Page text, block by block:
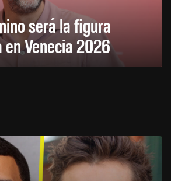
será la figura
en Venecia 2026